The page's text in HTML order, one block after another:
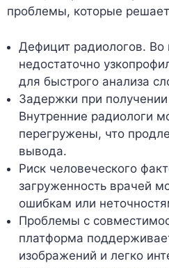
проблемы, которые
Дефицит радиологов. Во
недостаточно
для быстрого анализа
Задержки при получении
Внутренние радиологи
перегружены, что
вывода.
Риск человеческого
загруженность врачей
ошибкам или
Проблемы с
платформа
изображений и легко